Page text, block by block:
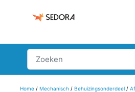
Home/ Mechanisch/ Behuizingsonderdeel/